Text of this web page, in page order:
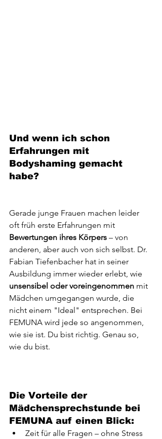
Und wenn ich schon
Erfahrungen mit
Bodyshaming gemacht
habe?
Gerade junge Frauen machen leider
oft früh erste Erfahrungen mit
Bewertungen ihres Körpers – von
anderen, aber auch von sich selbst. Dr.
Fabian Tiefenbacher hat in seiner
Ausbildung immer wieder erlebt, wie
unsensibel oder voreingenommen mit
Mädchen umgegangen wurde, die
nicht einem "Ideal" entsprechen. Bei
FEMUNA wird jede so angenommen,
wie sie ist. Du bist richtig. Genau so,
wie du bist.
Die Vorteile der
Mädchensprechstunde bei
FEMUNA auf einen Blick:
Zeit für alle Fragen – ohne Stress